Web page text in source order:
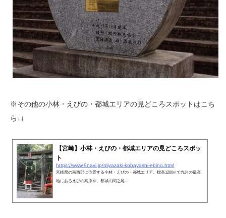
※その他の小林・えびの・都城エリアの見どころスポットはこち
ら↓↓
【宮崎】小林・えびの・都城エリアの見どころスポッ
ト
https://www.9navi.jp/miyazaki-kobayashi-ebino.html
宮崎県の南西部に位置する小林・えびの・都城エリア。標高1200mで九州の最高
地にあるえびの高原や、都城の関之尾…